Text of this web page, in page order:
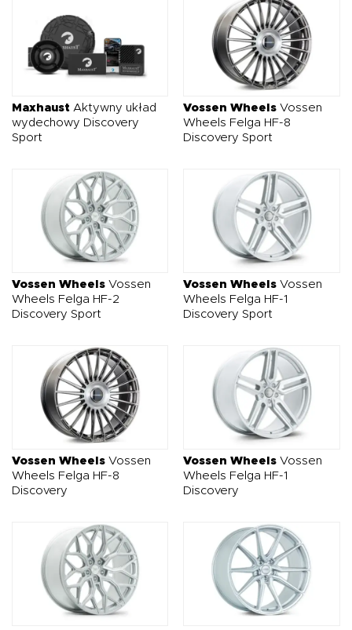
Maxhaust Aktywny układ
wydechowy Discovery
Sport
Vossen Wheels Vossen
Wheels Felga HF-8
Discovery Sport
Vossen Wheels Vossen
Wheels Felga HF-2
Discovery Sport
Vossen Wheels Vossen
Wheels Felga HF-1
Discovery Sport
Vossen Wheels Vossen
Wheels Felga HF-8
Discovery
Vossen Wheels Vossen
Wheels Felga HF-1
Discovery